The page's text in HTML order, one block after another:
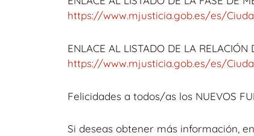
https://www.mjusticia.gob.es/es/
ENLACE AL LISTADO DE LA
https://www.mjusticia.gob.es/es/
Felicidades a todos/as los NUEVOS
Si deseas obtener más información,